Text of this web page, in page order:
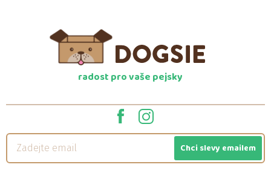
radost pro vaše pejsky
Chci slevy emailem